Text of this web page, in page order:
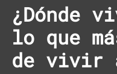
¿Dónde
lo que
de vivir